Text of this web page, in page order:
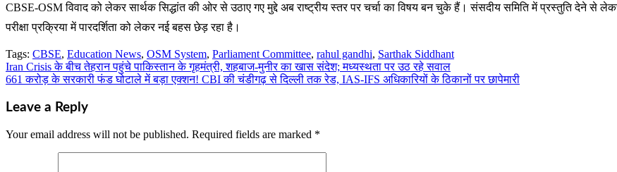
CBSE-OSM विवाद को लेकर सार्थक सिद्धांत की ओर से उठाए गए मुद्दे अब राष्ट्रीय स्तर पर चर्चा का विषय बन चुके हैं। संसदीय समिति में प्रस्तुति देने से
परीक्षा प्रक्रिया में पारदर्शिता को लेकर नई बहस छेड़ रहा है।
Tags: CBSE, Education News, OSM System, Parliament Committee, rahul gandhi, Sarthak Siddhant
Post
navigation
Iran Crisis के बीच तेहरान पहुंचे पाकिस्तान के गृहमंत्री, शहबाज-मुनीर का खास संदेश; मध्यस्थता पर उठ रहे सवाल
661 करोड़ के सरकारी फंड घोटाले में बड़ा एक्शन! CBI की चंडीगढ़ से दिल्ली तक रेड, IAS-IFS अधिकारियों के ठिकानों पर छापेमारी
Leave a Reply
Your email address will not be published. Required fields are marked *